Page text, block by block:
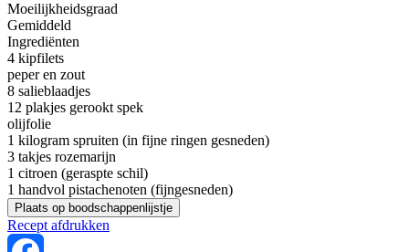
Moeilijkheidsgraad
Gemiddeld
Ingrediënten
4 kipfilets
peper en zout
8 salieblaadjes
12 plakjes gerookt spek
olijfolie
1 kilogram spruiten (in fijne ringen gesneden)
3 takjes rozemarijn
1 citroen (geraspte schil)
1 handvol pistachenoten (fijngesneden)
Recept afdrukken